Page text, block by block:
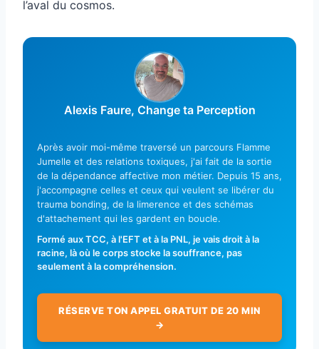
l’aval du cosmos.
Alexis Faure, Change ta Perception
Après avoir moi-même traversé un parcours Flamme
Jumelle et des relations toxiques, j'ai fait de la sortie
de la dépendance affective mon métier. Depuis 15 ans,
j'accompagne celles et ceux qui veulent se libérer du
trauma bonding, de la limerence et des schémas
d'attachement qui les gardent en boucle.
Formé aux TCC, à l'EFT et à la PNL, je vais droit à la
racine, là où le corps stocke la souffrance, pas
seulement à la compréhension.
RÉSERVE TON APPEL GRATUIT DE 20 MIN
→